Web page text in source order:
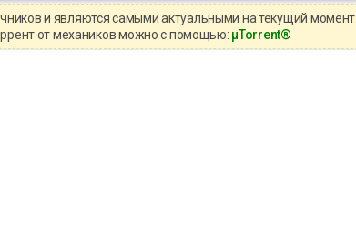
и являются самыми актуальными на текущий момент.
от механиков можно с помощью: μTorrent®